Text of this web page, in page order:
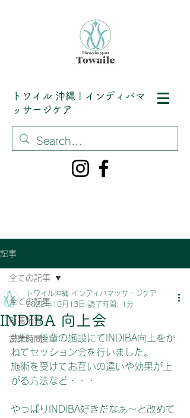
トワイル 沖縄 | インディバマ
ッサージケア
記事
全ての記事
新着情報
営業時間
全ての記事
INDIBA 向上会
トワイル沖縄 インディバマッサージケア
2022年10月13日 読了時間: 1分
先日、後輩の施設にてINDIBA向上をか
ねてセッション会を行いました。
施術を受けてお互いの違いや効果が上
がる方法など・・・
やっぱりINDIBA好きだなぁ～と改めて